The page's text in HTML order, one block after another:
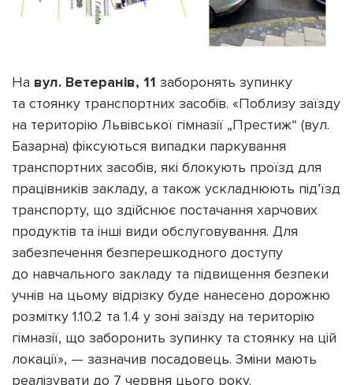
На вул. Ветеранів, 11 заборонять зупинку
та стоянку транспортних засобів. «Поблизу заїзду
на територію Львівської гімназії „Престиж“ (вул.
Базарна) фіксуються випадки паркування
транспортних засобів, які блокують проїзд для
працівників закладу, а також ускладнюють під’їзд
транспорту, що здійснює постачання харчових
продуктів та інші види обслуговування. Для
забезпечення безперешкодного доступу
до навчального закладу та підвищення безпеки
учнів на цьому відрізку буде нанесено дорожню
розмітку 1.10.2 та 1.4 у зоні заїзду на територію
гімназії, що заборонить зупинку та стоянку на цій
локації», — зазначив посадовець. Зміни мають
реалізувати до 7 червня цього року.